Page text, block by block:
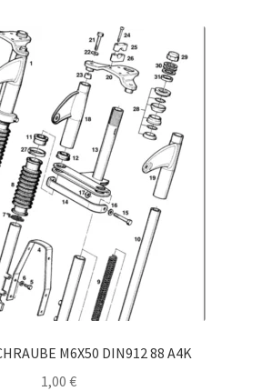
M6X50 DIN912 88 A4K
1,00 €